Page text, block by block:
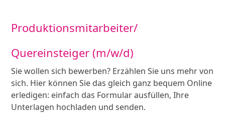
Produktionsmitarbeiter/
Quereinsteiger (m/w/d)
Sie wollen sich bewerben? Erzählen Sie uns mehr von
sich. Hier können Sie das gleich ganz bequem Online
erledigen: einfach das Formular ausfüllen, Ihre
Unterlagen hochladen und senden.